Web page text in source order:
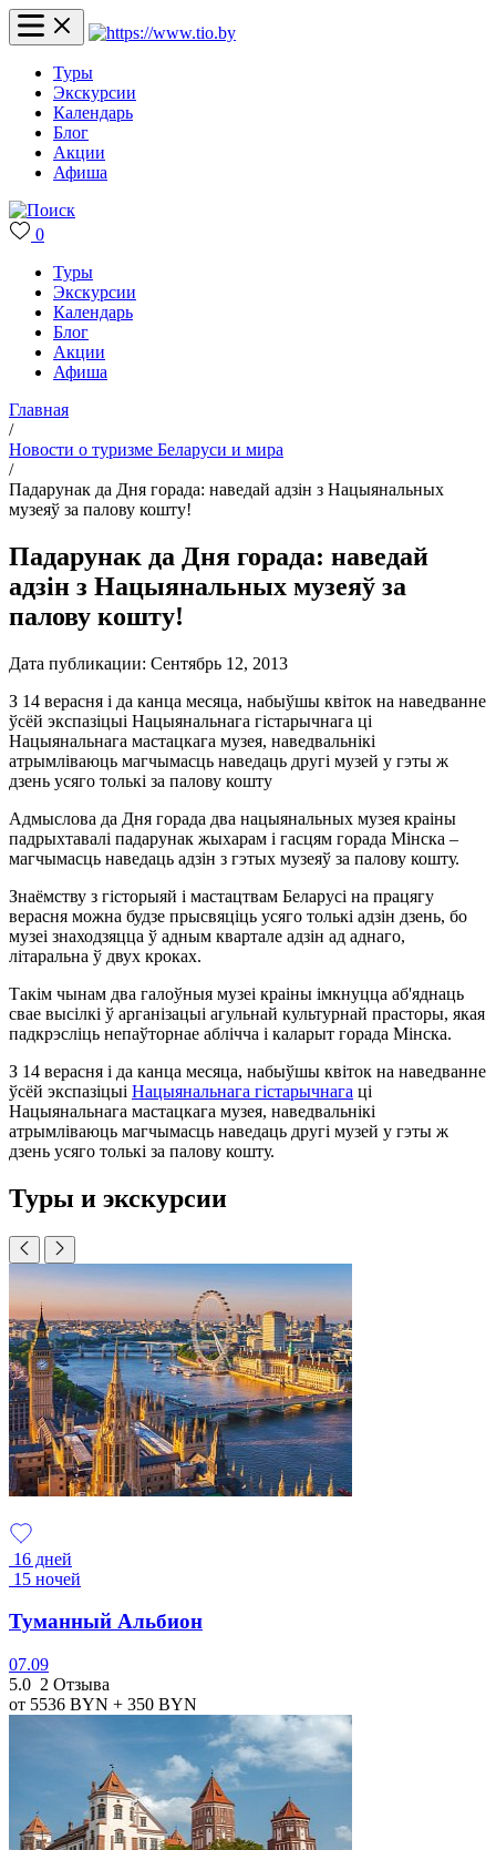
Туры
Экскурсии
Календарь
Блог
Акции
Афиша
0
Туры
Экскурсии
Календарь
Блог
Акции
Афиша
Главная
/
Новости о туризме Беларуси и мира
/
Падарунак да Дня горада: наведай адзін з Нацыянальных
музеяў за палову кошту!
Падарунак да Дня горада: наведай
адзін з Нацыянальных музеяў за
палову кошту!
Дата публикации: Сентябрь 12, 2013
З 14 верасня і да канца месяца, набыўшы квіток на наведванне
ўсёй экспазіцыі Нацыянальнага гістарычнага ці
Нацыянальнага мастацкага музея, наведвальнікі
атрымліваюць магчымасць наведаць другі музей у гэты ж
дзень усяго толькі за палову кошту
Адмыслова да Дня горада два нацыянальных музея краіны
падрыхтавалі падарунак жыхарам і гасцям горада Мінска –
магчымасць наведаць адзін з гэтых музеяў за палову кошту.
Знаёмству з гісторыяй і мастацтвам Беларусі на працягу
верасня можна будзе прысвяціць усяго толькі адзін дзень, бо
музеі знаходзяцца ў адным квартале адзін ад аднаго,
літаральна ў двух кроках.
Такім чынам два галоўныя музеі краіны імкнуцца аб'яднаць
свае высілкі ў арганізацыі агульнай культурнай прасторы, якая
падкрэсліць непаўторнае аблічча і каларыт горада Мінска.
З 14 верасня і да канца месяца, набыўшы квіток на наведванне
ўсёй экспазіцыі Нацыянальнага гістарычнага ці
Нацыянальнага мастацкага музея, наведвальнікі
атрымліваюць магчымасць наведаць другі музей у гэты ж
дзень усяго толькі за палову кошту.
Туры и экскурсии
16 дней
15 ночей
Туманный Альбион
07.09
5.0 2 Отзыва
от 5536 BYN + 350 BYN